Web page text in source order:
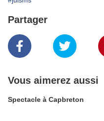
Partager
Vous aimerez aussi
Spectacle à Capbreton